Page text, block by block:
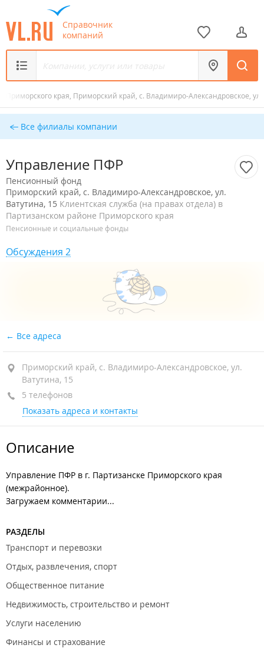
Справочник
компаний
края, Приморский край, с. Владимиро-Александровское,
Все филиалы компании
Управление ПФР
Пенсионный фонд
Приморский край, с. Владимиро-Александровское, ул.
Ватутина, 15 Клиентская служба (на правах отдела) в
Партизанском районе Приморского края
Пенсионные и социальные фонды
Обсуждения 2
Все адреса
Приморский край, с. Владимиро-Александровское, ул.
Ватутина, 15
5 телефонов
Показать адреса и контакты
Описание
Управление ПФР в г. Партизанске Приморского края
(межрайонное).
Загружаем комментарии...
РАЗДЕЛЫ
Транспорт и перевозки
Отдых, развлечения, спорт
Общественное питание
Недвижимость, строительство и ремонт
Услуги населению
Финансы и страхование